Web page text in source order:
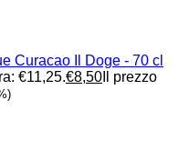
Curacao Il Doge - 70 cl
€11,25.€8,50 Il prezzo